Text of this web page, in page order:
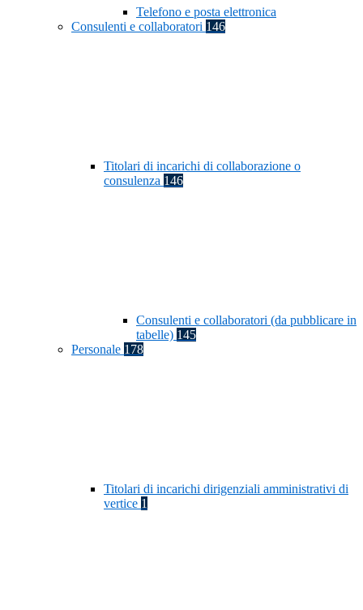
Telefono e posta elettronica
Consulenti e collaboratori 146
Titolari di incarichi di collaborazione o
consulenza 146
Consulenti e collaboratori (da pubblicare in
tabelle) 145
Personale 178
Titolari di incarichi dirigenziali amministrativi di
vertice 1